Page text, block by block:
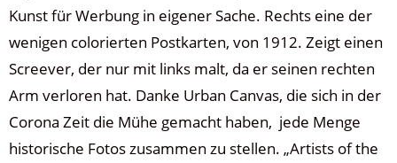
Kunst für Werbung in eigener Sache. Rechts eine der
wenigen colorierten Postkarten, von 1912. Zeigt einen
Screever, der nur mit links malt, da er seinen rechten
Arm verloren hat. Danke Urban Canvas, die sich in der
Corona Zeit die Mühe gemacht haben, jede Menge
historische Fotos zusammen zu stellen. „Artists of the